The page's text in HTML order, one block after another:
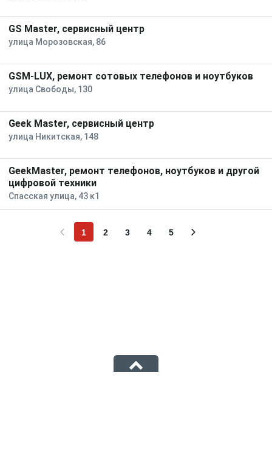
GS Master, сервисный центр
улица Морозовская, 86
GSM-LUX, ремонт сотовых телефонов и ноутбуков
улица Свободы, 130
Geek Master, сервисный центр
улица Никитская, 148
GeekMaster, ремонт телефонов, ноутбуков и другой
цифровой техники
Спасская улица, 43 к1
1 2 3 4 5